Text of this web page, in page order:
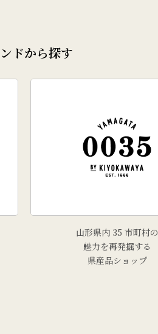
ドから探す
山形県内 35 市町村の
魅力を再発掘する
県産品ショップ